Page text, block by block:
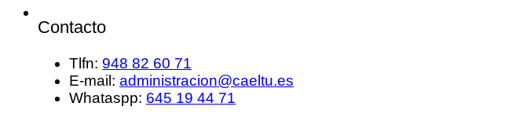
Contacto
Tlfn: 948 82 60 71
E-mail: administracion@caeltu.es
Whataspp: 645 19 44 71